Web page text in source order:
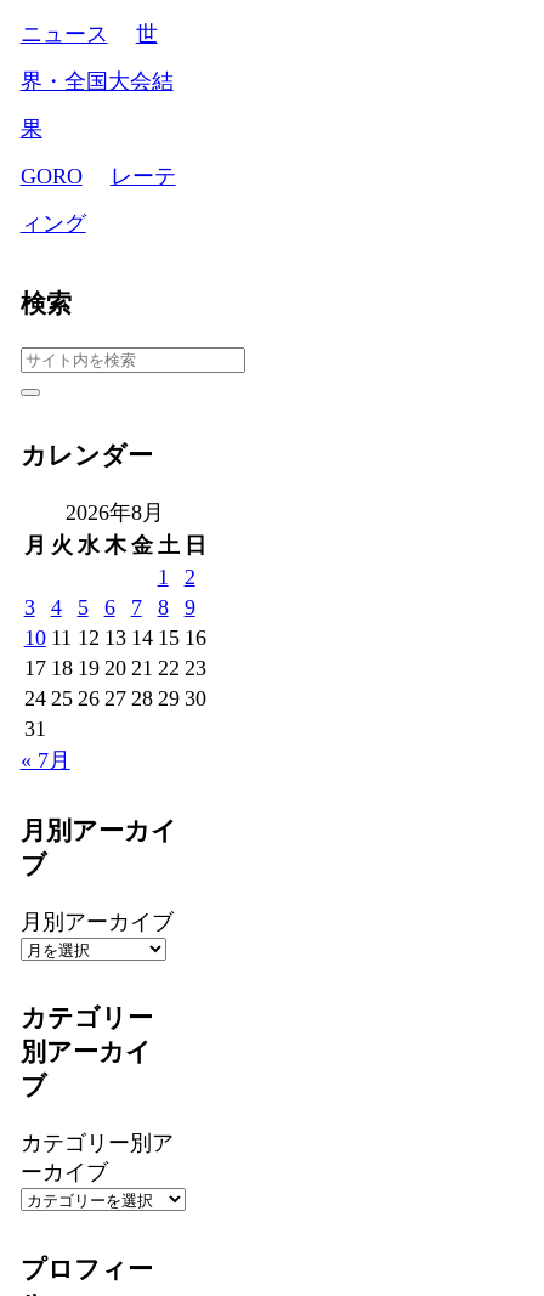
ニュース
世
界・全国大会結
果
GORO
レーテ
ィング
検索
カレンダー
2026年8月
月 火 水 木 金 土 日
1
2
3
4 5 6 7 8
9
10 11 12 13 14 15 16
17 18 19 20 21 22 23
24 25 26 27 28 29 30
31
« 7月
月別アーカイ
ブ
月別アーカイブ
カテゴリー
別アーカイ
ブ
カテゴリー別ア
ーカイブ
プロフィー